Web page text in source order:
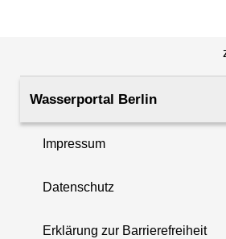
Hochwert (UTM 33 N)
Wasserportal Berlin
Impressum
Datenschutz
Erklärung zur Barrierefreiheit